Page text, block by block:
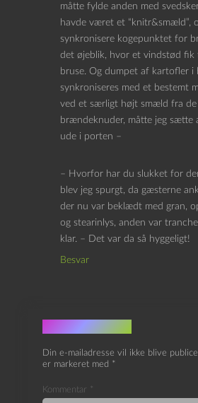
måtte fylde anden med
havde været et “knitr&smæld”,
synkronisere kogepunktet for
det øjeblik, hvor et vindstød fik
bruse. Og dumpet af kartofler i
synkroniseres med et bestemt
ved et særligt højt smæld fra de
brændeknuder, måtte jeg sætte
ude i porten –
– Hvorfor har du slukket for
blev jeg spurgt, da gæsterne
der nu var beklædt med gran,
og stearinlys, anden var
klar. – Det var da så hyggeligt!
Besvar
Skriv et svar
Din e-mailadresse vil ikke blive
er markeret med *
Kommentar *